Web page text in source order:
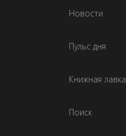
Новости
Пульс дня
Книжная лавка
Поиск